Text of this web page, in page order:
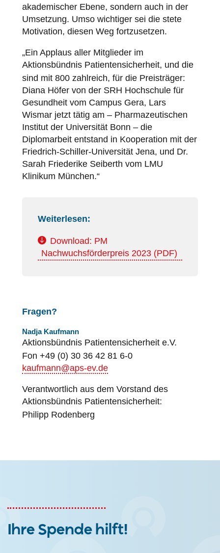
akademischer Ebene, sondern auch in der
Umsetzung. Umso wichtiger sei die stete
Motivation, diesen Weg fortzusetzen.
„Ein Applaus aller Mitglieder im
Aktionsbündnis Patientensicherheit, und die
sind mit 800 zahlreich, für die Preisträger:
Diana Höfer von der SRH Hochschule für
Gesundheit vom Campus Gera, Lars
Wismar jetzt tätig am – Pharmazeutischen
Institut der Universität Bonn – die
Diplomarbeit entstand in Kooperation mit der
Friedrich-Schiller-Universität Jena, und Dr.
Sarah Friederike Seiberth vom LMU
Klinikum München.“
Weiterlesen:
Download: PM
Nachwuchsförderpreis 2023 (PDF)
Fragen?
Nadja Kaufmann
Aktionsbündnis Patientensicherheite.V.
Fon +49 (0) 30 36 42 81 6-0
kaufmann@aps-ev.de
Verantwortlich aus dem Vorstand des
Aktionsbündnis Patientensicherheit:
Philipp Rodenberg
Ihre Spende hilft!